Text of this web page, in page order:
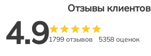
Отзывы клиентов
4.91799 отзывов 5358 оценок